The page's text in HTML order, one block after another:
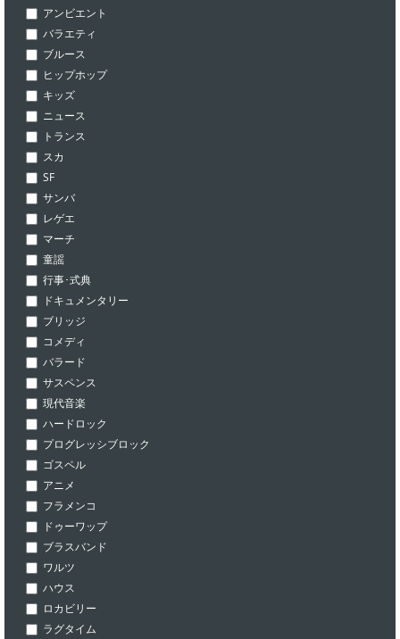
アンビエント
バラエティ
ブルース
ヒップホップ
キッズ
ニュース
トランス
スカ
SF
サンバ
レゲエ
マーチ
童謡
行事･式典
ドキュメンタリー
ブリッジ
コメディ
バラード
サスペンス
現代音楽
ハードロック
プログレッシブロック
ゴスペル
アニメ
フラメンコ
ドゥーワップ
ブラスバンド
ワルツ
ハウス
ロカビリー
ラグタイム